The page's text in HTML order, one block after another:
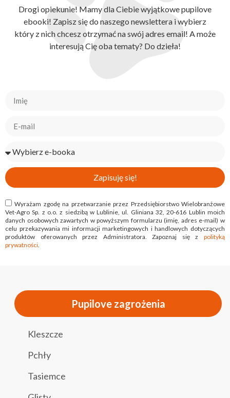
Drogi opiekunie! Mamy dla Ciebie wyjątkowe pupilove
ebooki! Zapisz się do naszego newslettera i wybierz
który z nich chcesz otrzymać na swój adres email! A może
interesują Cię oba tematy? Do dzieła!
Wyrażam zgodę na przetwarzanie przez Przedsiębiorstwo Wielobranżowe
Vet-Agro Sp. z o.o. z siedzibą w Lublinie, ul. Gliniana 32, 20-616 Lublin moich
danych osobowych zawartych w powyższym formularzu (imię, adres e-mail) w
celu przekazywania mi informacji marketingowych i handlowych dotyczących
produktów oferowanych przez Administratora. Zapoznaj się z polityką
prywatności.
Zapisuję się!
Pupilove zagrożenia
Kleszcze
Pchły
Tasiemce